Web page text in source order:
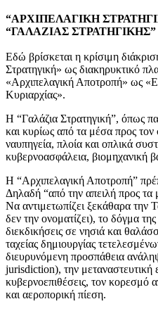
“ΑΡΧΙΠΕΛΑΓΙΚΗ
“ΓΑΛΑΖΙΑΣ ΣΤΡΑΤΗΓΙΚΗΣ”
Εδώ βρίσκεται η κρίσιμη
Στρατηγική» ως διακηρυκτικό
«Αρχιπελαγική Αποτροπή» ως
Κυριαρχίας».
Η “Γαλάζια Στρατηγική”, όπως
και κυρίως από τα μέσα προς
ναυπηγεία, πλοία και οπλικά
κυβερνοασφάλεια, βιομηχανική
Η “Αρχιπελαγική Αποτροπή”
Δηλαδή “από την απειλή προς τα
Να αντιμετωπίζει ξεκάθαρα την
δεν την ονοματίζει), το δόγμα
διεκδικήσεις σε νησιά και
ταχείας δημιουργίας
διευρυνόμενη προσπάθεια
jurisdiction), την μεταναστευτική
κυβερνοεπιθέσεις, τον κορεσμό
και αεροπορική πίεση.